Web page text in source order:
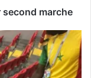
second marche